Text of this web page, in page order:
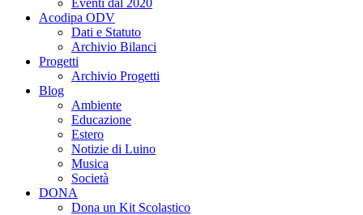
Eventi dal 2020
Acodipa ODV
Dati e Statuto
Archivio Bilanci
Progetti
Archivio Progetti
Blog
Ambiente
Educazione
Estero
Notizie di Luino
Musica
Società
DONA
Dona un Kit Scolastico